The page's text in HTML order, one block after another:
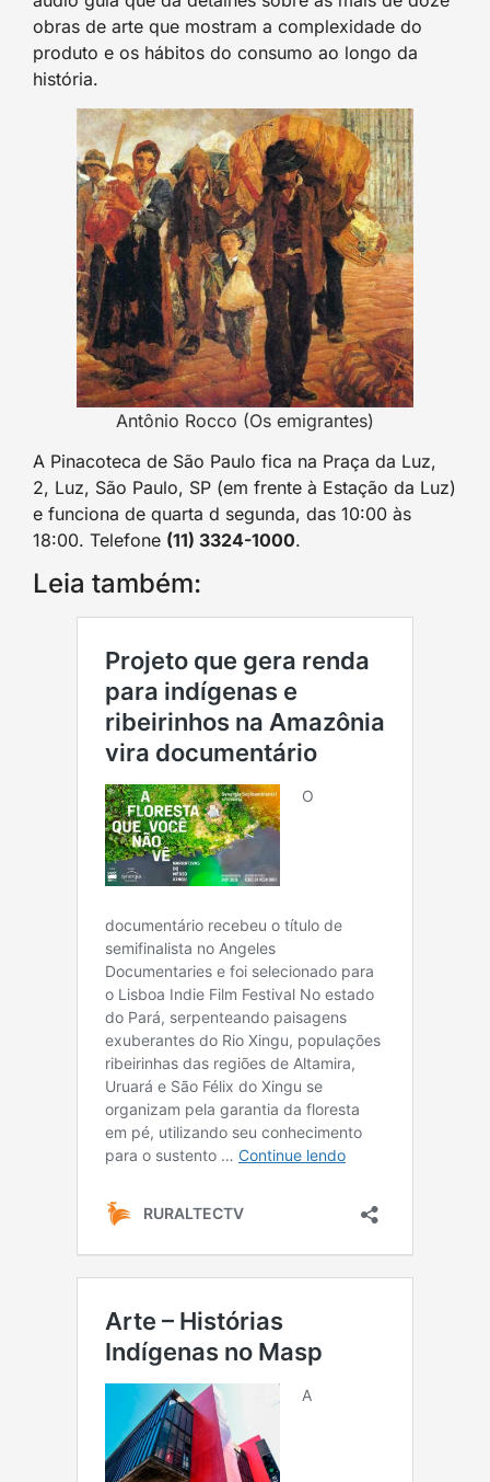
obras de arte que mostram a complexidade do
produto e os hábitos do consumo ao longo da
história.
Antônio Rocco (Os emigrantes)
A Pinacoteca de São Paulo fica na Praça da Luz,
2, Luz, São Paulo, SP (em frente à Estação da Luz)
e funciona de quarta d segunda, das 10:00 às
18:00. Telefone (11) 3324-1000.
Leia também: